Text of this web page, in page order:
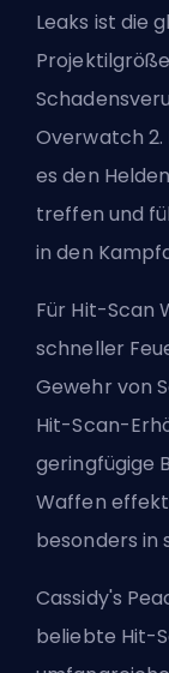
Leaks ist die
Overwatch 2.
es den
treffen und
in den
Für Hit-Scan
schneller
Gewehr von
Hit-Scan-
geringfügige
Waffen
besonders in
Cassidy's
beliebte Hit-